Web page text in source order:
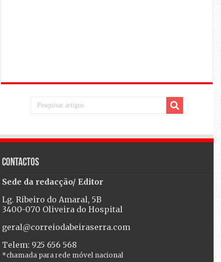
Contactos
Sede da redacção/ Editor
Lg. Ribeiro do Amaral, 5B
3400-070 Oliveira do Hospital
geral@correiodabeiraserra.com
Telem: 925 656 568
*chamada para rede móvel nacional